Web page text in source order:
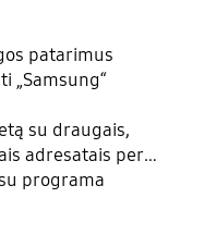
patarimus
„Samsung“
su draugais,
adresatais per
programa